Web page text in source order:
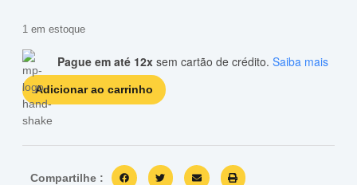
1 em estoque
Pague em até 12x sem cartão de crédito. Saiba mais
Adicionar ao carrinho
Compartilhe :